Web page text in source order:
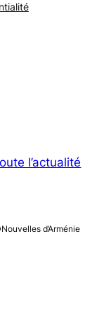
l’actualité
d’Arménie